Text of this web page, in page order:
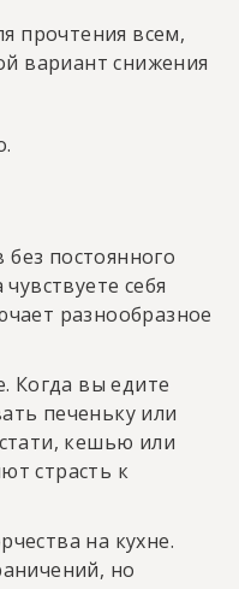
прочтения всем,
вариант снижения
постоянного
себя
разнообразное
Когда вы едите
печеньку или
кешью или
страсть к
на кухне.
но